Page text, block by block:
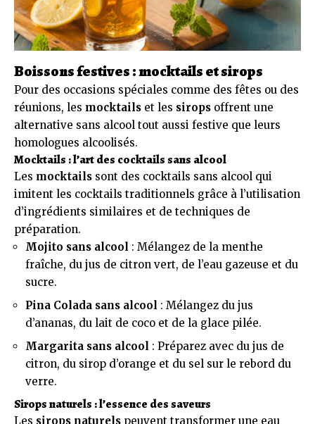
Boissons festives : mocktails et sirops
Pour des occasions spéciales comme des fêtes ou des
réunions, les mocktails et les sirops offrent une
alternative sans alcool tout aussi festive que leurs
homologues alcoolisés.
Mocktails : l’art des cocktails sans alcool
Les mocktails sont des cocktails sans alcool qui
imitent les cocktails traditionnels grâce à l’utilisation
d’ingrédients similaires et de techniques de
préparation.
Mojito sans alcool : Mélangez de la menthe
fraîche, du jus de citron vert, de l’eau gazeuse et du
sucre.
Pina Colada sans alcool : Mélangez du jus
d’ananas, du lait de coco et de la glace pilée.
Margarita sans alcool : Préparez avec du jus de
citron, du sirop d’orange et du sel sur le rebord du
verre.
Sirops naturels : l’essence des saveurs
Les sirops naturels peuvent transformer une eau